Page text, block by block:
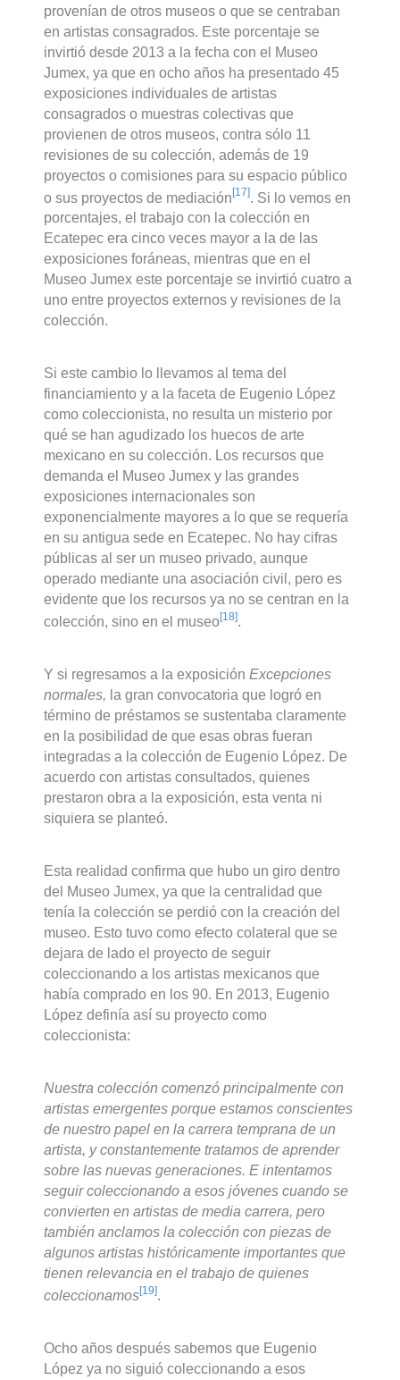
provenían de otros museos o que se centraban
en artistas consagrados. Este porcentaje se
invirtió desde 2013 a la fecha con el Museo
Jumex, ya que en ocho años ha presentado 45
exposiciones individuales de artistas
consagrados o muestras colectivas que
provienen de otros museos, contra sólo 11
revisiones de su colección, además de 19
proyectos o comisiones para su espacio público
o sus proyectos de mediación[17]
. Si lo vemos en
porcentajes, el trabajo con la colección en
Ecatepec era cinco veces mayor a la de las
exposiciones foráneas, mientras que en el
Museo Jumex este porcentaje se invirtió cuatro a
uno entre proyectos externos y revisiones de la
colección.
Si este cambio lo llevamos al tema del
financiamiento y a la faceta de Eugenio López
como coleccionista, no resulta un misterio por
qué se han agudizado los huecos de arte
mexicano en su colección. Los recursos que
demanda el Museo Jumex y las grandes
exposiciones internacionales son
exponencialmente mayores a lo que se requería
en su antigua sede en Ecatepec. No hay cifras
públicas al ser un museo privado, aunque
operado mediante una asociación civil, pero es
evidente que los recursos ya no se centran en la
colección, sino en el museo[18].
Y si regresamos a la exposiciónExcepciones
normales, la gran convocatoria que logró en
término de préstamos se sustentaba claramente
en la posibilidad de que esas obras fueran
integradas a la colección de Eugenio López. De
acuerdo con artistas consultados, quienes
prestaron obra a la exposición, esta venta ni
siquiera se planteó.
Esta realidad confirma que hubo un giro dentro
del Museo Jumex, ya que la centralidad que
tenía la colección se perdió con la creación del
museo. Esto tuvo como efecto colateral que se
dejara de lado el proyecto de seguir
coleccionando a los artistas mexicanos que
había comprado en los 90. En 2013, Eugenio
López definía así su proyecto como
coleccionista:
Nuestra colección comenzó principalmente con
artistas emergentes porque estamos conscientes
de nuestro papel en la carrera temprana de un
artista, y constantemente tratamos de aprender
sobre las nuevas generaciones. E intentamos
seguir coleccionando a esos jóvenes cuando se
convierten en artistas de media carrera, pero
también anclamos la colección con piezas de
algunos artistas históricamente importantes que
tienen relevancia en el trabajo de quienes
coleccionamos[19].
Ocho años después sabemos que Eugenio
López ya no siguió coleccionando a esos